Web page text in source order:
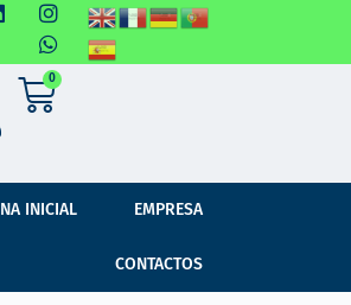
0
INICIAL EMPRESA
CONTACTOS